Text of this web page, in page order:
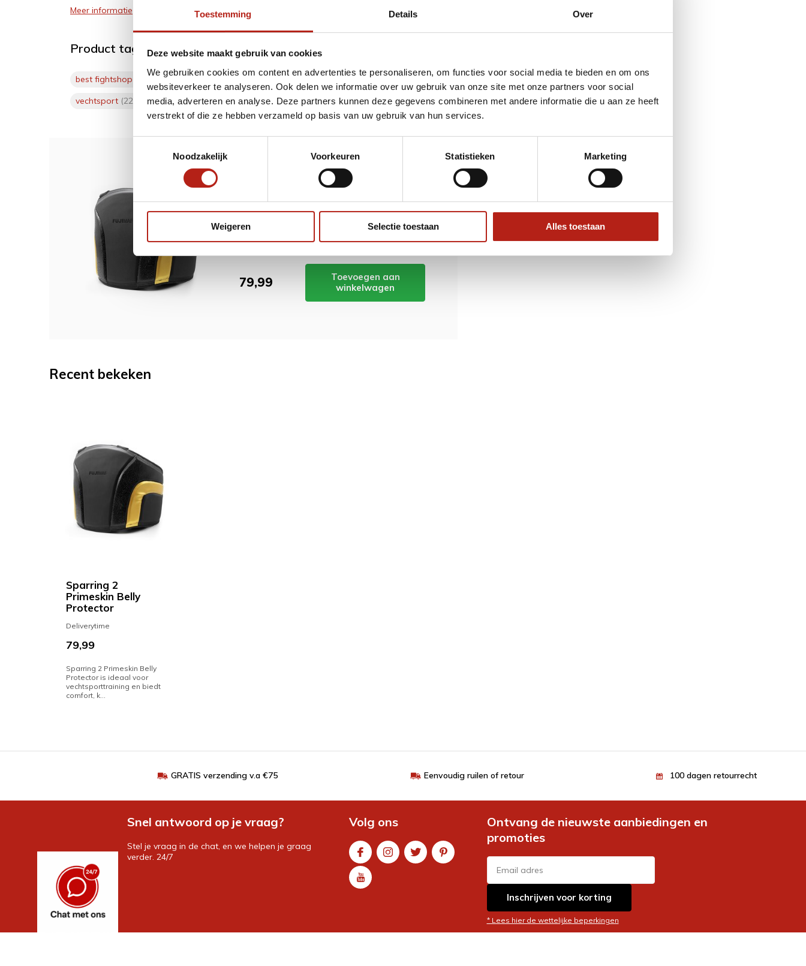
Toestemming Details Over
Deze website maakt gebruik van cookies
We gebruiken cookies om content en advertenties te personaliseren, om functies voor social media te bieden en om ons
websiteverkeer te analyseren. Ook delen we informatie over uw gebruik van onze site met onze partners voor social
media, adverteren en analyse. Deze partners kunnen deze gegevens combineren met andere informatie die u aan ze heeft
verstrekt of die ze hebben verzameld op basis van uw gebruik van hun services.
Noodzakelijk
Voorkeuren Statistieken Marketing
Weigeren Selectie toestaan Alles toestaan
Meer informatie
Product tags
best fightshop (225) budo(223) Sparring 2 Primeskin Belly Protector (1)
vechtsport (228)
Sparring 2 Primeskin Belly
Protector
79,99
Toevoegen aan
winkelwagen
Sparring 2 Primeskin
MMA Gloves
Deliverytime
43,99
Sparring 2 Primeskin
scheen beschermers
Deliverytime
Recent bekeken
Sparring 2
Primeskin Belly
Protector
Deliverytime
79,99
Sparring 2 Primeskin Belly
Protector is ideaal voor
vechtsporttraining en biedt
comfort, k...
GRATIS verzending v.a €75 Eenvoudig ruilen of retour 100 dagen retourrecht
Snel antwoord op je vraag?
Stel je vraag in de chat, en we helpen je graag
verder. 24/7
Volg ons
Ontvang de nieuwste aanbiedingen en
promoties
Inschrijven voor korting
* Lees hier de wettelijke beperkingen